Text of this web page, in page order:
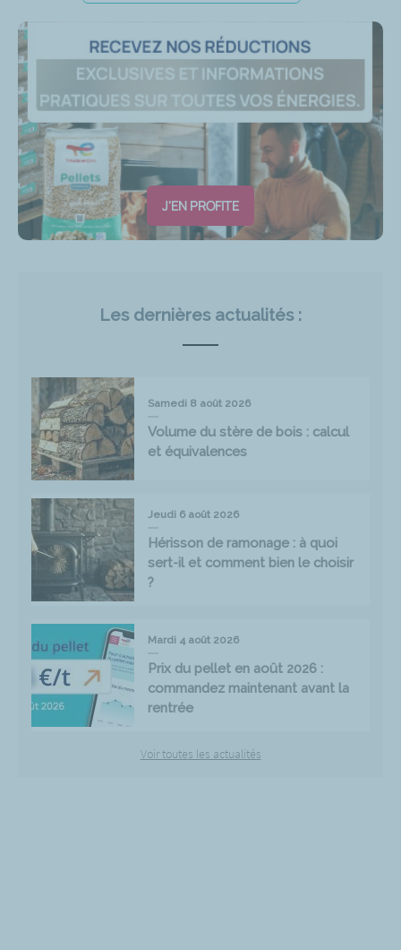
J'EN PROFITE
Les dernières actualités :
Samedi 8 août 2026
Volume du stère de bois : calcul
et équivalences
Jeudi 6 août 2026
Hérisson de ramonage : à quoi
sert-il et comment bien le choisir
?
Mardi 4 août 2026
Prix du pellet en août 2026 :
commandez maintenant avant la
rentrée
Voir toutes les actualités